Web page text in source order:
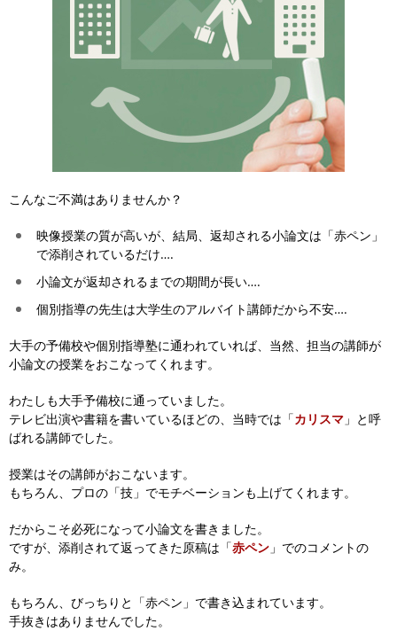
こんなご不満はありませんか？
映像授業の質が高いが、結局、返却される小論文は「赤ペン」
で添削されているだけ….
小論文が返却されるまでの期間が長い….
個別指導の先生は大学生のアルバイト講師だから不安….
大手の予備校や個別指導塾に通われていれば、 当然、担当の講師が
小論文の授業をおこなってくれます。
わたしも大手予備校に通っていました。
テレビ出演や書籍を書いているほどの、当時では「カリスマ 」と呼
ばれる講師でした。
授業はその講師がおこないます。
もちろん、プロの「技」でモチベーションも上げてくれます。
だからこそ必死になって小論文を書きました。
ですが、添削されて返ってきた原稿は「赤ペン 」でのコメントの
み。
もちろん、びっちりと「赤ペン」で書き込まれています。
手抜きはありませんでした。